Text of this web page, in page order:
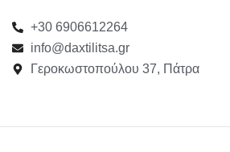
+30 6906612264
info@daxtilitsa.gr
Γεροκωστοπούλου 37, Πάτρα